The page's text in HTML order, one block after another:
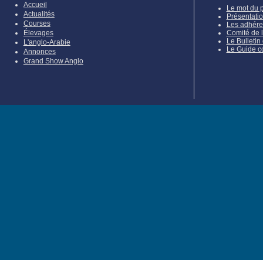
Accueil
Actualités
Courses
Élevages
L'anglo-Arabie
Annonces
Grand Show Anglo
Le mot du
Les
Comité de
Le Bulletin
Le Guide